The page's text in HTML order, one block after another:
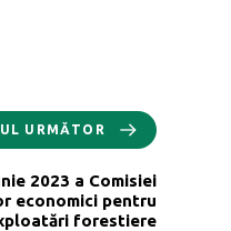
URMĂTOR
2023 a Comisiei
economici pentru
forestiere